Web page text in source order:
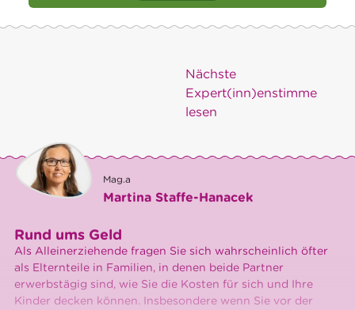
Nächste
Expert(inn)enstimme
lesen
Mag.a
Martina Staffe-Hanacek
Rund ums Geld
Als Alleinerziehende fragen Sie sich wahrscheinlich öfter
als Elternteile in Familien, in denen beide Partner
erwerbstägig sind, wie Sie die Kosten für sich und Ihre
Kinder decken können. Insbesondere wenn Sie vor der